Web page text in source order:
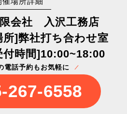
会社 入沢工務店
所]弊社打ち合わせ室
付時間]10:00~18:00
電話予約もお気軽に
267-6558